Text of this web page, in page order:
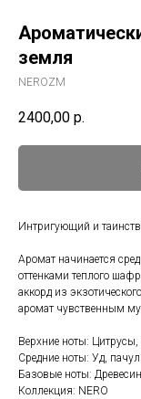
земля
NEROZM
2400,00 р.
Интригующий и
Аромат начинается
оттенками теплого
аккорд из
аромат чувственным
Верхние ноты:
Средние ноты: Уд,
Базовые ноты:
Коллекция: NERO